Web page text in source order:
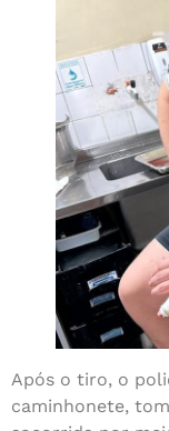
Após o tiro, o
caminhonete,